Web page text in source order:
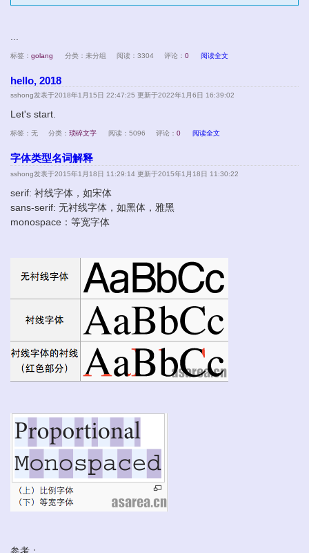
标签： golang 分类：未分组 阅读：3304 评论： 0 阅读全文
hello, 2018
sshong发表于2018年1月15日 22:47:25 更新于2022年1月6日 16:39:02
Let's start.
标签：无 分类： 琐碎文字 阅读：5096 评论： 0 阅读全文
字体类型名词解释
sshong发表于2015年1月18日 11:29:14 更新于2015年1月18日 11:30:22
serif: 衬线字体，如宋体
sans-serif: 无衬线字体，如黑体，雅黑
monospace：等宽字体